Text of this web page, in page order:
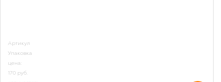
Артикул
Упаковка
цена:
170 руб.